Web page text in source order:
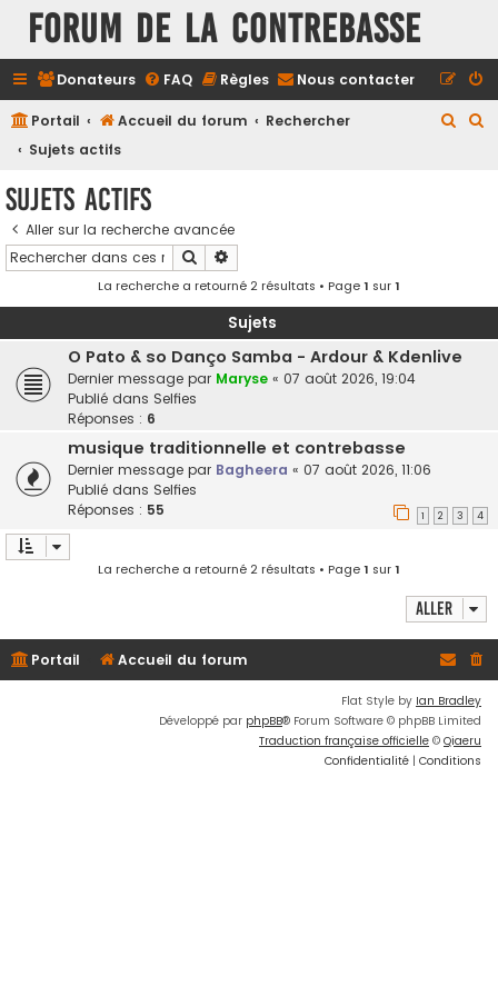
FORUM DE LA CONTREBASSE
Donateurs FAQ Règles Nous contacter
Portail Accueil du forum
Rechercher
Sujets actifs
e
Sujets actifs
Aller sur la recherche avancée
Rechercher
La recherche a retourné 2 résultats • Page1 sur1
Sujets
O Pato & so Danço Samba - Ardour & Kdenlive
Dernier message par Maryse « 07 août 2026, 19:04
Publié dans Selfies
Réponses : 6
musique traditionnelle et contrebasse
Dernier message par Bagheera « 07 août 2026, 11:06
Publié dans Selfies
Réponses : 55 1 2 3 4
La recherche a retourné 2 résultats • Page1 sur1
Aller
Portail Accueil du forum
Flat Style by Ian Bradley
Développé par phpBB® Forum Software © phpBB Limited
Traduction française officielle © Qiaeru
Confidentialité | Conditions